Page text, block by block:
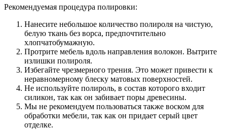
Рекомендуемая процедура полировки:
Нанесите небольшое количество полироля на чистую,
белую ткань без ворса, предпочтительно
хлопчатобумажную.
Протрите мебель вдоль направления волокон. Вытрите
излишки полироля.
Избегайте чрезмерного трения. Это может привести к
неравномерному блеску матовых поверхностей.
Не используйте полироль, в состав которого входит
силикон, так как он забивает поры древесины.
Мы не рекомендуем пользоваться также воском для
обработки мебели, так как он придает серый цвет
отделке.